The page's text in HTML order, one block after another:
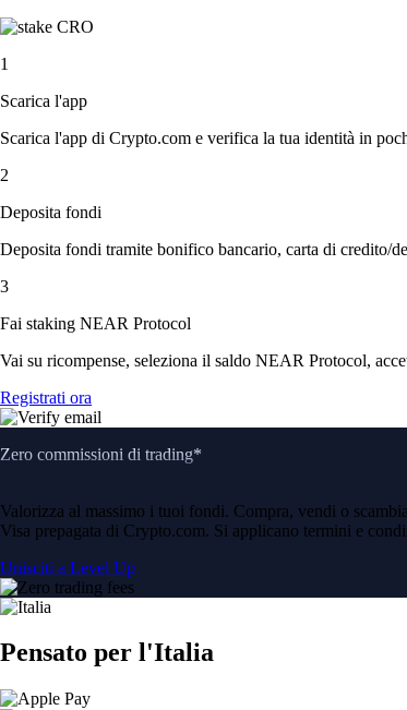
1
Scarica l'app
Scarica l'app di Crypto.com e verifica la tua identità in
2
Deposita fondi
Deposita fondi tramite bonifico bancario, carta di credito/
3
Fai staking NEAR Protocol
Vai su ricompense, seleziona il saldo NEAR Protocol,
Registrati ora
Zero commissioni di trading*
Valorizza al massimo i tuoi fondi. Compra, vendi o
Visa prepagata di Crypto.com. Si applicano termini e
Unisciti a Level Up
Pensato per l'Italia